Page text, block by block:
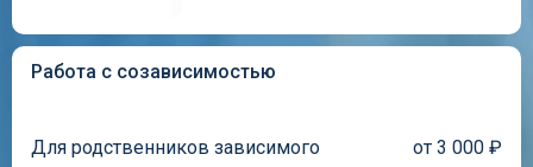
Работа с созависимостью
Для родственников зависимого от 3 000 ₽